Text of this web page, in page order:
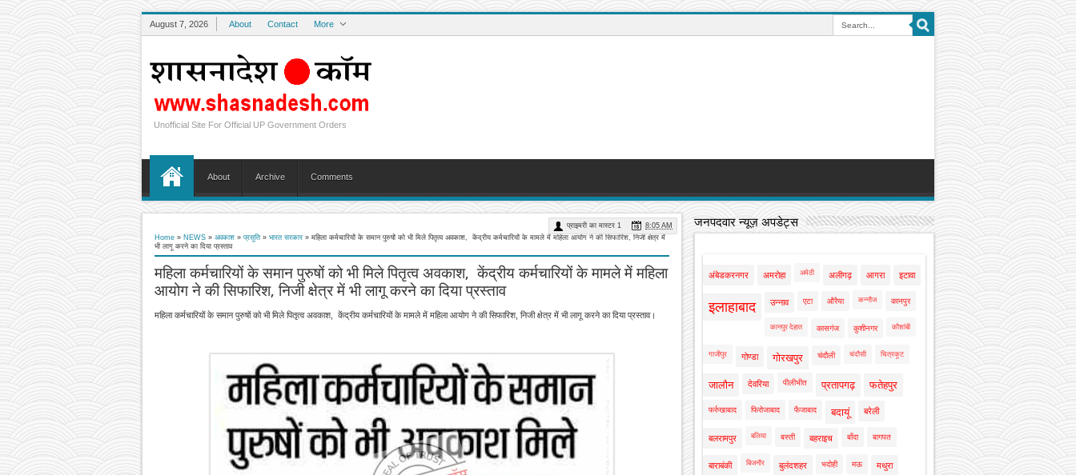
August 7, 2026 About Contact More
Unofficial Site For Official UP Government Orders
About Archive Comments
Home » NEWS » अवकाश » प्रसूति » भारत सरकार » महिला कर्मचारियों के समान पुरुषों को भी मिले पितृत्व अवकाश, केंद्रीय कर्मचारियों के मामले में महिला आयोग ने की सिफारिश, निजी क्षेत्र में
भी लागू करने का दिया प्रस्ताव
महिला कर्मचारियों के समान पुरुषों को भी मिले पितृत्व अवकाश, केंद्रीय कर्मचारियों के मामले में महिला
आयोग ने की सिफारिश, निजी क्षेत्र में भी लागू करने का दिया प्रस्ताव
प्राइमरी का मास्टर 1 8:05 AM
महिला कर्मचारियों के समान पुरुषों को भी मिले पितृत्व अवकाश, केंद्रीय कर्मचारियों के मामले में महिला आयोग ने की सिफारिश, निजी क्षेत्र में भी लागू करने का दिया प्रस्ताव।
जनपदवार न्यूज़ अपडेट्स
अंबेडकरनगर अमरोहा अमेठी अलीगढ़ आगरा इटावा
इलाहाबाद उन्नाव एटा औरैया कन्नौज कानपुर
कानपुर देहात कासगंज कुशीनगर कौशांबी
गाजीपुर गोण्डा गोरखपुर चंदौली चंदौसी चित्रकूट
जालौन देवरिया पीलीभीत प्रतापगढ़ फतेहपुर
फर्रुखाबाद फिरोजाबाद फैजाबाद बदायूं बरेली
बलरामपुर बलिया बस्ती बहराइच बाँदा बागपत
बाराबंकी बिजनौर बुलंदशहर भदोही मऊ मथुरा